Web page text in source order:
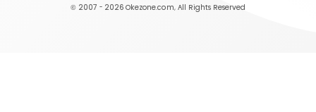
© 2007 - 2026 Okezone.com, All Rights Reserved